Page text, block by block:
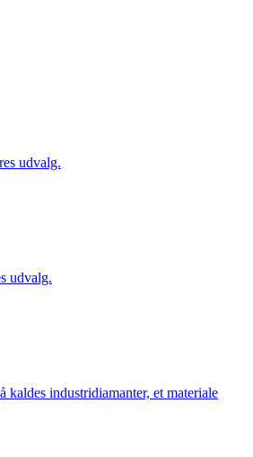
udvalg.
udvalg.
industridiamanter, et materiale